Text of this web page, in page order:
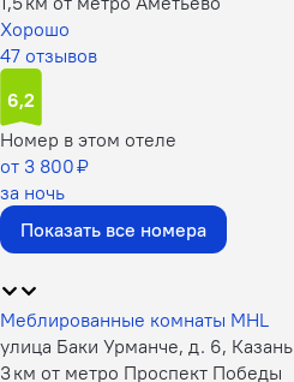
Хорошо
47 отзывов
6,2
Номер в этом отеле
от 3 800 ₽
за ночь
Показать все номера
Меблированные комнаты MHL
улица Баки Урманче, д. 6, Казань
3 км от метро Проспект Победы